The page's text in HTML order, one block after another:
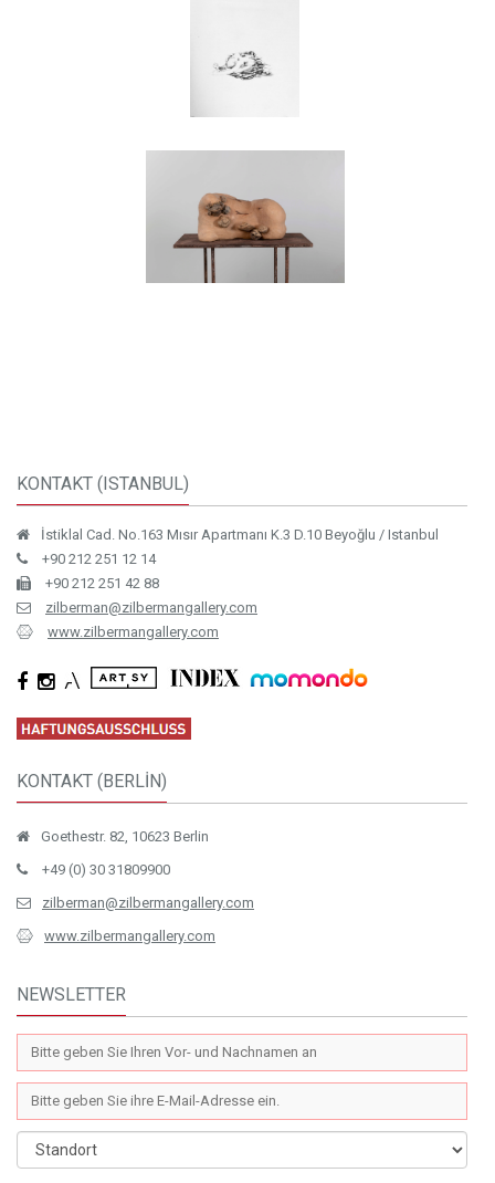
KONTAKT (ISTANBUL)
İstiklal Cad. No.163 Mısır Apartmanı K.3 D.10 Beyoğlu / Istanbul
+90 212 251 12 14
+90 212 251 42 88
zilberman@zilbermangallery.com
www.zilbermangallery.com
KONTAKT (BERLİN)
Goethestr. 82, 10623 Berlin
+49 (0) 30 31809900
zilberman@zilbermangallery.com
www.zilbermangallery.com
NEWSLETTER